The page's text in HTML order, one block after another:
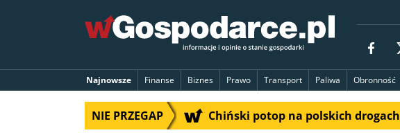
Najnowsze Finanse Biznes Prawo Transport Paliwa Obronność
NIE PRZEGAP Chiński potop na polskich drogach